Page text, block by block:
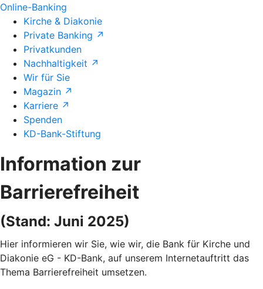
Online-Banking
Kirche & Diakonie
Private Banking ↗
Privatkunden
Nachhaltigkeit ↗
Wir für Sie
Magazin ↗
Karriere ↗
Spenden
KD-Bank-Stiftung
Information zur
Barrierefreiheit
(Stand: Juni 2025)
Hier informieren wir Sie, wie wir, die Bank für Kirche und
Diakonie eG - KD-Bank, auf unserem Internetauftritt das
Thema Barrierefreiheit umsetzen.